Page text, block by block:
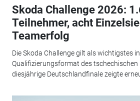
Skoda Challenge 2026:
Teilnehmer, acht
Teamerfolg
Die Skoda Challenge gilt als wichtigstes
Qualifizierungsformat des tschechischen
diesjährige Deutschlandfinale zeigte